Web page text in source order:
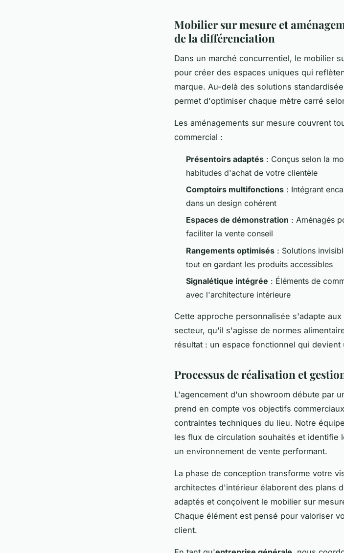
Mobilier sur mesure et
de la différenciation
Dans un marché concurrentiel, le mobilier
pour créer des espaces uniques qui
marque. Au-delà des solutions
permet d'optimiser chaque mètre carré
Les aménagements sur mesure couvrent
commercial :
Présentoirs adaptés : Conçus selon la
habitudes d'achat de votre clientèle
Comptoirs multifonctions : Intégrant
dans un design cohérent
Espaces de démonstration : Aménagés
faciliter la vente conseil
Rangements optimisés : Solutions
tout en gardant les produits accessibles
Signalétique intégrée : Éléments de
avec l'architecture intérieure
Cette approche personnalisée s'adapte
secteur, qu'il s'agisse de normes
résultat : un espace fonctionnel qui
Processus de réalisation et
L'agencement d'un showroom débute par
prend en compte vos objectifs
contraintes techniques du lieu. Notre
les flux de circulation souhaités et identifie
un environnement de vente performant.
La phase de conception transforme votre
architectes d'intérieur élaborent des plans
adaptés et conçoivent le mobilier sur
Chaque élément est pensé pour valoriser
client.